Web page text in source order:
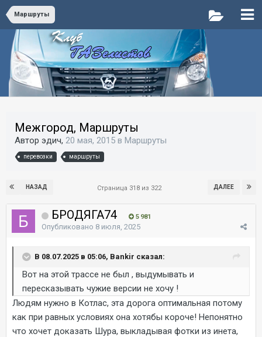
Маршруты
Межгород, Маршруты
Автор эдич, 20 мая, 2015 в Маршруты
перевозки маршруты
НАЗАД ДАЛЕЕ
Страница 318 из 322
БРОДЯГА74 5 981
Опубликовано 8 июля, 2025
В 08.07.2025 в 05:06, Bankir сказал:
Вот на этой трассе не был , выдумывать и
пересказывать чужие версии не хочу !
Людям нужно в Котлас, эта дорога оптимальная потому
как при равных условиях она хотябы короче! Непонятно
что хочет доказать Шура, выкладывая фотки из инета,